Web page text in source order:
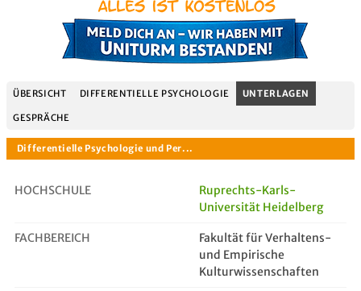
ÜBERSICHT DIFFERENTIELLE PSYCHOLOGIE UNTERLAGEN
GESPRÄCHE
Differentielle Psychologie und Per...
HOCHSCHULE
Ruprechts-Karls-
Universität Heidelberg
FACHBEREICH
Fakultät für Verhaltens-
und Empirische
Kulturwissenschaften